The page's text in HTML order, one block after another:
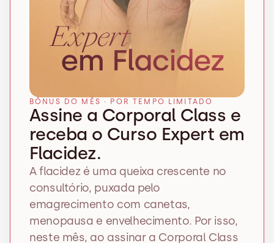
BÔNUS DO MÊS · POR TEMPO LIMITADO
Assine a Corporal Class e
receba o Curso Expert em
Flacidez.
A flacidez é uma queixa crescente no
consultório, puxada pelo
emagrecimento com canetas,
menopausa e envelhecimento. Por isso,
neste mês, ao assinar a Corporal Class